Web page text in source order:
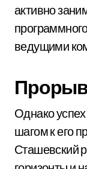
активно
ведущими
Однако
шагом к его
Сташевский